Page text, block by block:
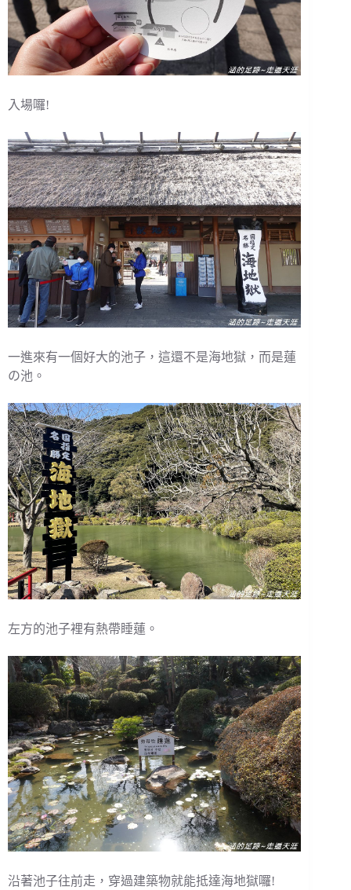
入場囉!
一進來有一個好大的池子，這還不是海地獄，而是蓮
の池。
左方的池子裡有熱帶睡蓮。
沿著池子往前走，穿過建築物就能抵達海地獄囉!